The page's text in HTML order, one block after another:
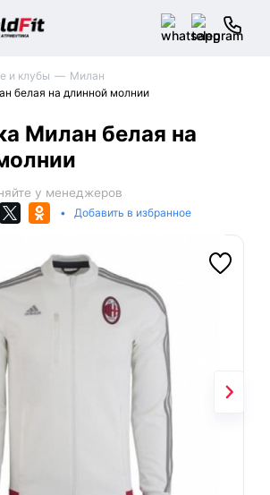
и клубы
Милан
белая на длинной молнии
Милан белая на
• Добавить в избранное